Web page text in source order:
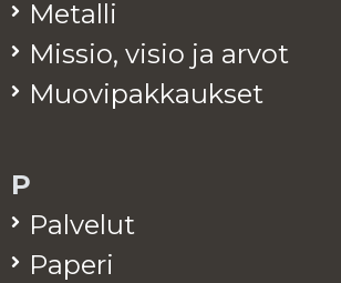
Me­tal­li
Mis­sio, visio ja arvot
Muo­vi­pak­kauk­set
P
Pal­ve­lut
Pa­pe­ri